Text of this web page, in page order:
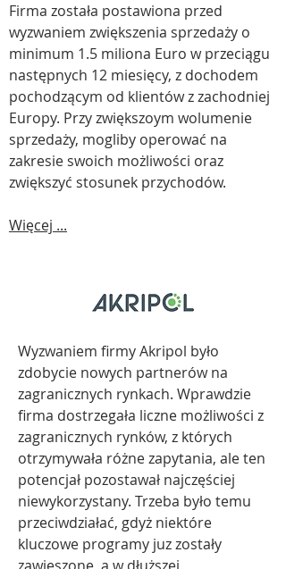
Wyzwaniem firmy Akripol było
zdobycie nowych partnerów na
zagranicznych rynkach. Wprawdzie
firma dostrzegała liczne możliwości z
zagranicznych rynków, z których
otrzymywała różne zapytania, ale ten
potencjał pozostawał najczęściej
niewykorzystany. Trzeba było temu
przeciwdziałać, gdyż niektóre
kluczowe programy juz zostały
Firma została postawiona przed
wyzwaniem zwiększenia sprzedaży o
minimum 1.5 miliona Euro w przeciągu
następnych 12 miesięcy, z dochodem
pochodzącym od klientów z zachodniej
Europy. Przy zwiększoym wolumenie
sprzedaży, mogliby operować na
zakresie swoich możliwości oraz
zwiększyć stosunek przychodów.
Więcej ...